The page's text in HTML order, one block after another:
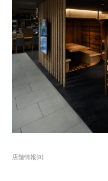
店舗情報(8)